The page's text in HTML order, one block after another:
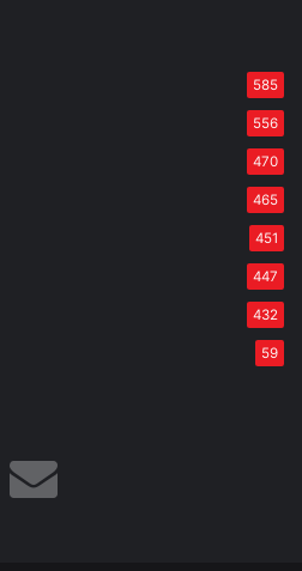
585
556
470
465
451
447
432
59